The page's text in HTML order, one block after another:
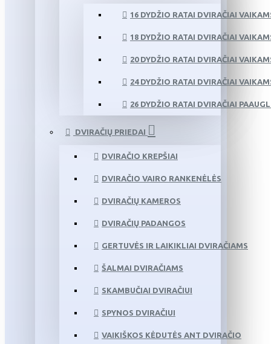
16 DYDŽIO RATAI DVIRAČIAI
18 DYDŽIO RATAI DVIRAČIAI
20 DYDŽIO RATAI DVIRAČIAI
24 DYDŽIO RATAI DVIRAČIAI
26 DYDŽIO RATAI DVIRAČIAI
DVIRAČIŲ PRIEDAI
DVIRAČIO KREPŠIAI
DVIRAČIO VAIRO RANKENĖLĖS
DVIRAČIŲ KAMEROS
DVIRAČIŲ PADANGOS
GERTUVĖS IR LAIKIKLIAI DVIRAČIAMS
ŠALMAI DVIRAČIAMS
SKAMBUČIAI DVIRAČIUI
SPYNOS DVIRAČIUI
VAIKIŠKOS KĖDUTĖS ANT DVIRAČIO